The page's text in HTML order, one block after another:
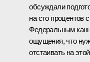
обсуждали
на сто процентов
Федеральным
ощущения, что
отстаивать на